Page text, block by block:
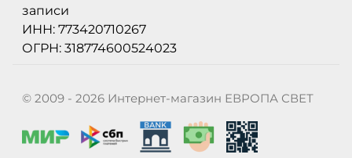
записи
ИНН: 773420710267
ОГРН: 318774600524023
© 2009 - 2026 Интернет-магазин ЕВРОПА СВЕТ